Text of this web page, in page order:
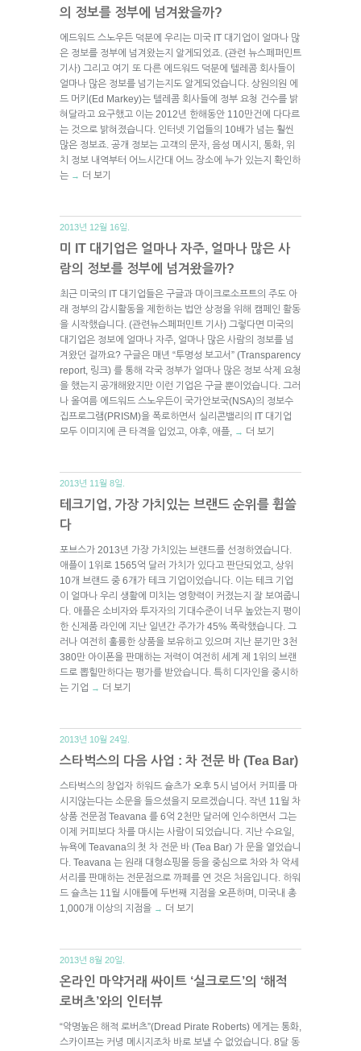
의 정보를 정부에 넘겨왔을까?
에드워드 스노우든 덕분에 우리는 미국 IT 대기업이 얼마나 많
은 정보를 정부에 넘겨왔는지 알게되었죠. (관련 뉴스페퍼민트
기사) 그리고 여기 또 다른 에드워드 덕분에 텔레콤 회사들이
얼마나 많은 정보를 넘기는지도 알게되었습니다. 상원의원 에
드 머키(Ed Markey)는 텔레콤 회사들에 정부 요청 건수를 밝
혀달라고 요구했고 이는 2012년 한해동안 110만건에 다다르
는 것으로 밝혀졌습니다. 인터넷 기업들의 10배가 넘는 훨씬
많은 정보죠. 공개 정보는 고객의 문자, 음성 메시지, 통화, 위
치 정보 내역부터 어느시간대 어느 장소에 누가 있는지 확인하
는 → 더 보기
2013년 12월 16일.
미 IT 대기업은 얼마나 자주, 얼마나 많은 사
람의 정보를 정부에 넘겨왔을까?
최근 미국의 IT 대기업들은 구글과 마이크로소프트의 주도 아
래 정부의 감시활동을 제한하는 법안 상정을 위해 캠페인 활동
을 시작했습니다. (관련뉴스페퍼민트 기사) 그렇다면 미국의
대기업은 정보에 얼마나 자주, 얼마나 많은 사람의 정보를 넘
겨왔던 걸까요? 구글은 매년 “투명성 보고서” (Transparency
report, 링크) 를 통해 각국 정부가 얼마나 많은 정보 삭제 요청
을 했는지 공개해왔지만 이런 기업은 구글 뿐이었습니다. 그러
나 올여름 에드워드 스노우든이 국가안보국(NSA)의 정보수
집프로그램(PRISM)을 폭로하면서 실리콘밸리의 IT 대기업
모두 이미지에 큰 타격을 입었고, 야후, 애플,
→ 더 보기
2013년 11월 8일.
테크기업, 가장 가치있는 브랜드 순위를 휩쓸
다
포브스가 2013년 가장 가치있는 브랜드를 선정하였습니다.
애플이 1위로 1565억 달러 가치가 있다고 판단되었고, 상위
10개 브랜드 중 6개가 테크 기업이었습니다. 이는 테크 기업
이 얼마나 우리 생활에 미치는 영향력이 커졌는지 잘 보여줍니
다. 애플은 소비자와 투자자의 기대수준이 너무 높았는지 평이
한 신제품 라인에 지난 일년간 주가가 45% 폭락했습니다. 그
러나 여전히 훌륭한 상품을 보유하고 있으며 지난 분기만 3천
380만 아이폰을 판매하는 저력이 여전히 세계 제 1위의 브랜
드로 뽑힐만하다는 평가를 받았습니다. 특히 디자인을 중시하
는 기업 → 더 보기
2013년 10월 24일.
스타벅스의 다음 사업 : 차 전문 바 (Tea Bar)
스타벅스의 창업자 하워드 슐츠가 오후 5시 넘어서 커피를 마
시지않는다는 소문을 들으셨을지 모르겠습니다. 작년 11월 차
상품 전문점 Teavana 를 6억 2천만 달러에 인수하면서 그는
이제 커피보다 차를 마시는 사람이 되었습니다. 지난 수요일,
뉴욕에 Teavana의 첫 차 전문 바 (Tea Bar) 가 문을 열었습니
다. Teavana 는 원래 대형쇼핑몰 등을 중심으로 차와 차 악세
서리를 판매하는 전문점으로 까페를 연 것은 처음입니다. 하워
드 슐츠는 11월 시애틀에 두번째 지점을 오픈하며, 미국내 총
1,000개 이상의 지점을 → 더 보기
2013년 8월 20일.
온라인 마약거래 싸이트 ‘실크로드’의 ‘해적
로버츠’와의 인터뷰
“악명높은 해적 로버츠”(Dread Pirate Roberts) 에게는 통화,
스카이프는 커녕 메시지조차 바로 보낼 수 없었습니다. 8달 동